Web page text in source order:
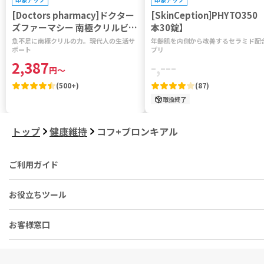
[Doctors pharmacy]ドクター
ズファーマシー 南極クリルビタ
ミン 【1袋120粒】
魚不足に南極クリルの力。現代人の生活サ
ポート
2,387円～
(500+)
[SkinCeption]PHYTO350
本30錠】
年齢肌を内側から改善するセラミド配
プリ
-,---
(87)
取扱終了
トップ 健康維持 コフ+ブロンキアル
ご利用ガイド
お役立ちツール
お客様窓口